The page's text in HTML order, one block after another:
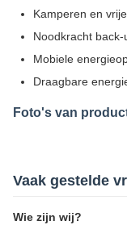
Kamperen en
Noodkracht back-
Mobiele
Draagbare
Foto's van
Vaak gestelde
Wie zijn wij?